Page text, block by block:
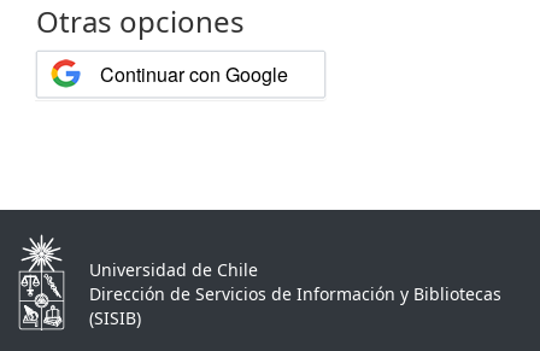
Otras opciones
Continuar con Google
Universidad de Chile
Dirección de Servicios de Información y Bibliotecas
(SISIB)